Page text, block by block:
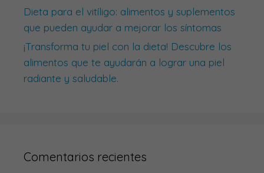
Dieta para el vitíligo: alimentos y suplementos
que pueden ayudar a mejorar los síntomas
¡Transforma tu piel con la dieta! Descubre los
alimentos que te ayudarán a lograr una piel
radiante y saludable.
Comentarios recientes